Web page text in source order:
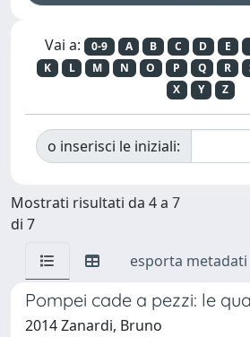
Vai a: 0-9 A B C D E
K
L M N O P Q R
X
Y Z
o inserisci le iniziali:
Mostrati risultati da 4 a 7
di 7
esporta metadati
Pompei cade a pezzi: le
2014 Zanardi, Bruno